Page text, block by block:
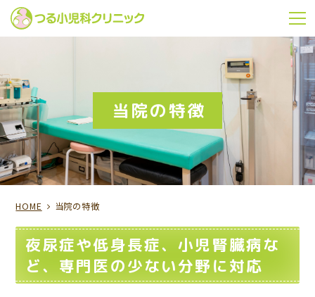
当院の特徴
HOME 当院の特徴
夜尿症や低身長症、小児腎臓病な
ど、専門医の少ない分野に対応